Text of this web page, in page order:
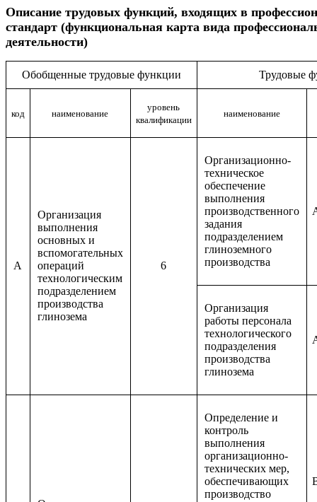
Описание трудовых функций, входящих в
стандарт (функциональная карта вида
деятельности)
Обобщенные трудовые функции Трудовые
код наименование
уровень
квалификации
наименование
A
Организация
выполнения
основных и
вспомогательных
операций
технологическим
подразделением
производства
глинозема
6
Организационно-
техническое
обеспечение
выполнения
производственного
задания
подразделением
глиноземного
производства
Организация
работы персонала
технологического
подразделения
производства
глинозема
Определение и
контроль
выполнения
организационно-
технических мер,
обеспечивающих
производство